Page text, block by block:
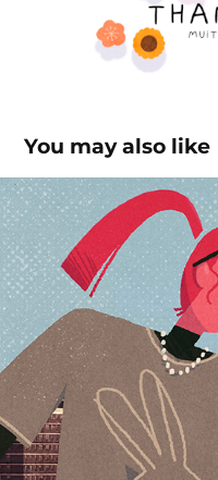
You may also like
⭐ TAKIN' OVER ⭐
2024